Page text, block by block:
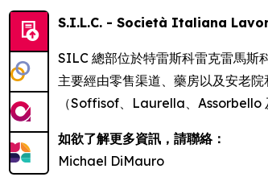
S.I.L.C. - Società Italiana
SILC 總部位於特雷斯科雷克雷馬斯
主要經由零售渠道、藥房以及安老
（Soffisof、Laurella、
如欲了解更多資訊，請聯絡：
Michael DiMauro